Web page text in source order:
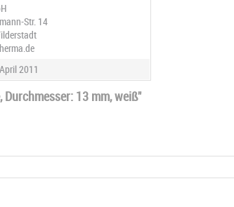
Str. 14
2011
13 mm, weiß"